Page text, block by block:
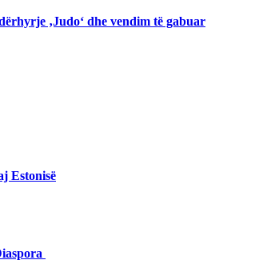
‚Judo‘ dhe vendim të gabuar
Estonisë